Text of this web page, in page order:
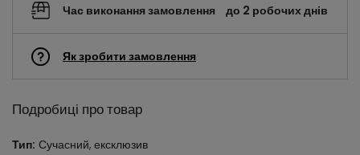
Час виконання замовлення до 2 робочих днів
Як зробити замовлення
Подробиці про товар
Тип: Сучасний, ексклюзив